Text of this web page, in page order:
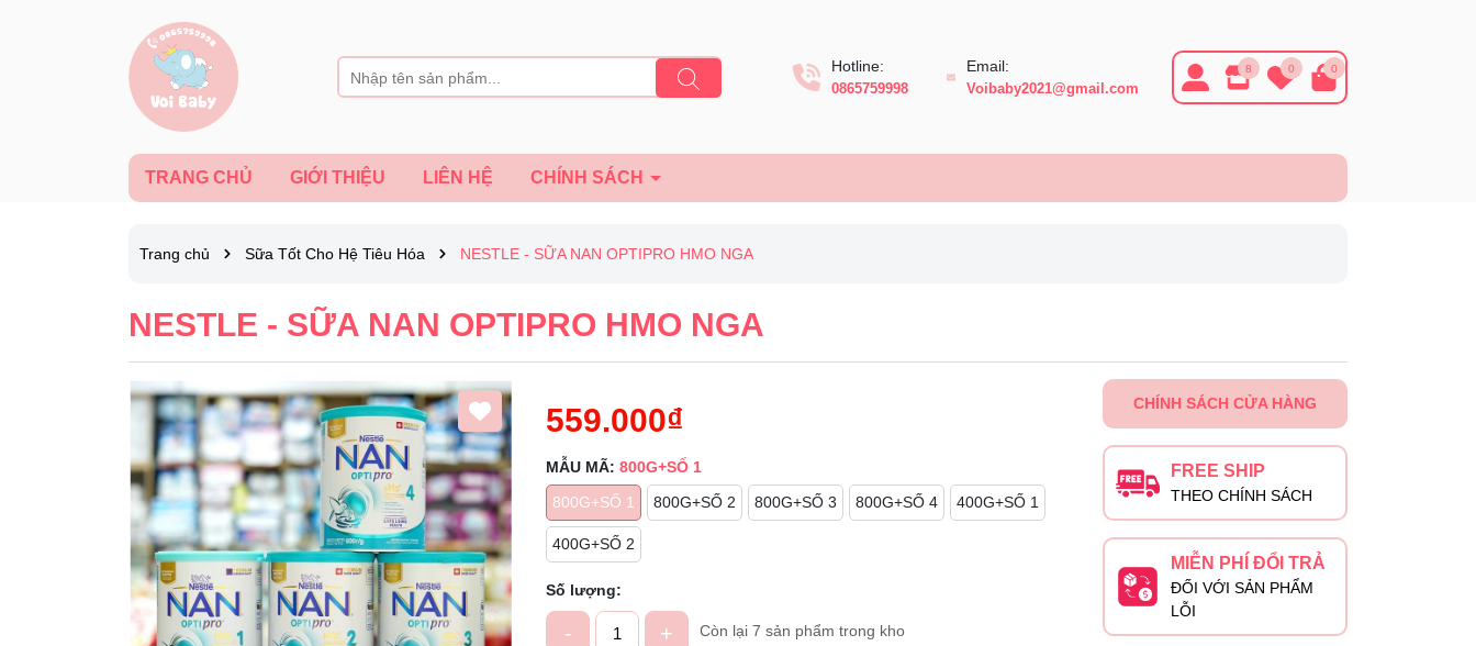
Hotline:
0865759998
Email:
Voibaby2021@gmail.com
8 0 0
TRANG CHỦ GIỚI THIỆU LIÊN HỆ CHÍNH SÁCH
Trang chủ Sữa Tốt Cho Hệ Tiêu Hóa NESTLE - SỮA NAN OPTIPRO HMO NGA
NESTLE - SỮA NAN OPTIPRO HMO NGA
559.000₫
MẪU MÃ: 800G+SỐ 1
800G+SỐ 1
800G+SỐ 2 800G+SỐ 3 800G+SỐ 4 400G+SỐ 1
400G+SỐ 2
Số lượng:
- + Còn lại 7 sản phẩm trong kho
Mã giảm giá:
CHÍNH SÁCH CỬA HÀNG
FREE SHIP
THEO CHÍNH SÁCH
MIỄN PHÍ ĐỔI TRẢ
ĐỐI VỚI SẢN PHẨM
LỖI